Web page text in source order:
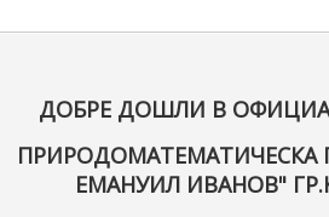
ДОБРЕ ДОШЛИ В
ПРИРОДОМАТЕМАТИЧЕСКА
ЕМАНУИЛ ИВАНОВ"